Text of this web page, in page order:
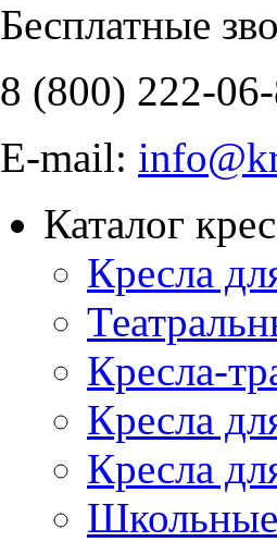
Бесплатные
8 (800) 222-
E-mail:
Каталог
Кресла
Кресла-
Кресла
Кресла
Школьные